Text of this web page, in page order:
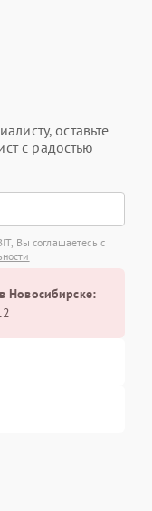
оставьте
с радостью
Вы соглашаетесь с
Новосибирске: